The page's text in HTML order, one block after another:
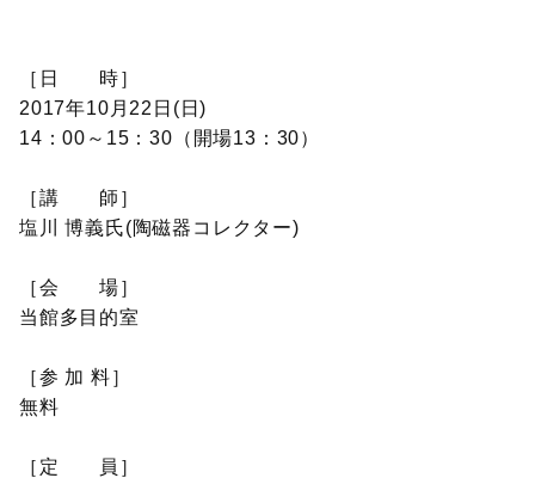
［日 時］
2017年10月22日(日)
14：00～15：30（開場13：30）
［講 師］
塩川 博義氏(陶磁器コレクター)
［会 場］
当館多目的室
［参 加 料］
無料
［定 員］